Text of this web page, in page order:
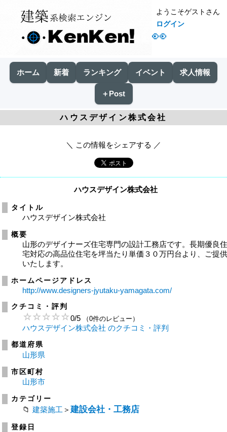
👀
ようこそゲストさん
ログイン
ホーム 新着 ランキング イベント 求人情報
＋Post
ハウスデザイン株式会社
＼ この情報をシェアする ／
ハウスデザイン株式会社
タイトル
ハウスデザイン株式会社
概要
山形のデザイナーズ住宅専門の設計工務店です。長期優良
宅対応の高品位住宅を坪当たり単価３０万円台より、ご提
いたします。
ホームページアドレス
http://www.designers-jyutaku-yamagata.com/
クチコミ・評判
0/5 （0件のレビュー）
ハウスデザイン株式会社 のクチコミ・評判
都道府県
山形県
市区町村
山形市
カテゴリー
建築施工 ＞ 建設会社・工務店
登録日